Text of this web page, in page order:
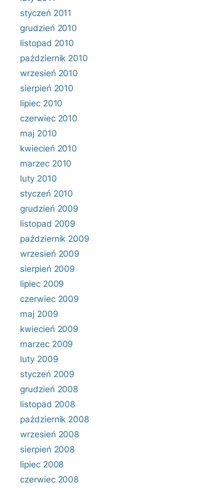
styczeń 2011
grudzień 2010
listopad 2010
październik 2010
wrzesień 2010
sierpień 2010
lipiec 2010
czerwiec 2010
maj 2010
kwiecień 2010
marzec 2010
luty 2010
styczeń 2010
grudzień 2009
listopad 2009
październik 2009
wrzesień 2009
sierpień 2009
lipiec 2009
czerwiec 2009
maj 2009
kwiecień 2009
marzec 2009
luty 2009
styczeń 2009
grudzień 2008
listopad 2008
październik 2008
wrzesień 2008
sierpień 2008
lipiec 2008
czerwiec 2008